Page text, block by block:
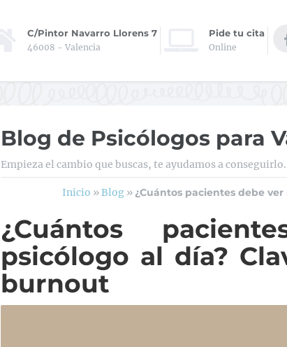
C/Pintor Navarro Llorens 7
46008 - Valencia
Pide tu cita
Online
Blog de Psicólogos para
Empieza el cambio que buscas, te ayudamos a conseguirlo.
Inicio »Blog » ¿Cuántos pacientes debe
¿Cuántos
psicólogo al día?
burnout